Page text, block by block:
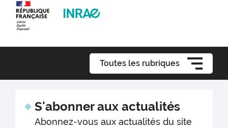
Toutes les rubriques
S'abonner aux actualités
Abonnez-vous aux actualités du site